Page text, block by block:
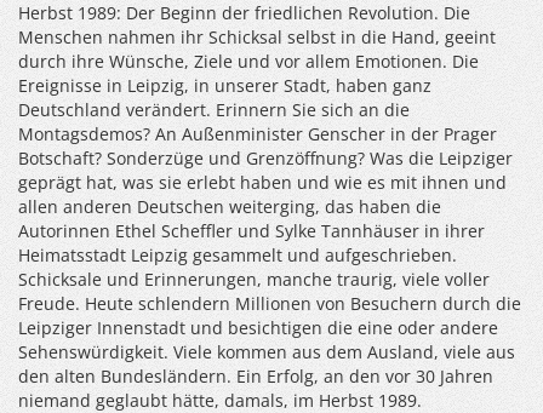
Herbst 1989: Der Beginn der friedlichen Revolution. Die
Menschen nahmen ihr Schicksal selbst in die Hand, geeint
durch ihre Wünsche, Ziele und vor allem Emotionen. Die
Ereignisse in Leipzig, in unserer Stadt, haben ganz
Deutschland verändert. Erinnern Sie sich an die
Montagsdemos? An Außenminister Genscher in der Prager
Botschaft? Sonderzüge und Grenzöffnung? Was die Leipziger
geprägt hat, was sie erlebt haben und wie es mit ihnen und
allen anderen Deutschen weiterging, das haben die
Autorinnen Ethel Scheffler und Sylke Tannhäuser in ihrer
Heimatsstadt Leipzig gesammelt und aufgeschrieben.
Schicksale und Erinnerungen, manche traurig, viele voller
Freude. Heute schlendern Millionen von Besuchern durch die
Leipziger Innenstadt und besichtigen die eine oder andere
Sehenswürdigkeit. Viele kommen aus dem Ausland, viele aus
den alten Bundesländern. Ein Erfolg, an den vor 30 Jahren
niemand geglaubt hätte, damals, im Herbst 1989.